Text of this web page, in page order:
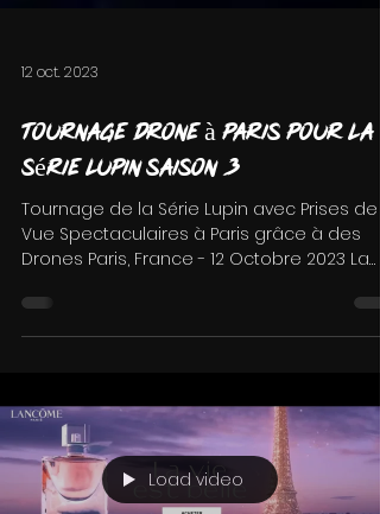
12 oct. 2023
Tournage drone à Paris pour la
série Lupin saison 3
Vue Spectaculaires à Paris grâce à des
Drones Paris, France - 12 Octobre 2023 La